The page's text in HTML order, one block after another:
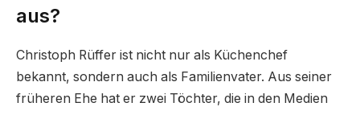
aus?
Christoph Rüffer ist nicht nur als Küchenchef
bekannt, sondern auch als Familienvater. Aus seiner
früheren Ehe hat er zwei Töchter, die in den Medien